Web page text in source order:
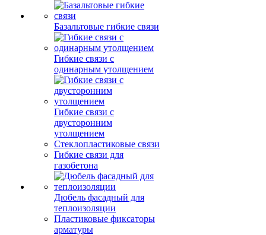
Базальтовые гибкие связи
Гибкие связи с
одинарным утолщением
Гибкие связи с
двусторонним
утолщением
Стеклопластиковые связи
Гибкие связи для
газобетона
Дюбель фасадный для
теплоизоляции
Пластиковые фиксаторы
арматуры